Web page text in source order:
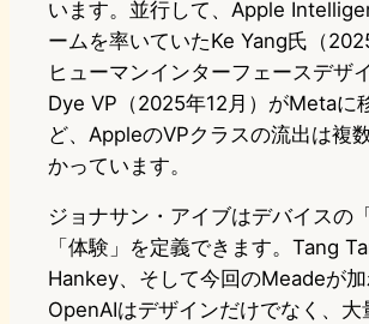
います。並行して、Apple
ームを率いていたKe Yang氏（
ヒューマンインターフェースデザ
Dye VP（2025年12月）がMetaに
ど、AppleのVPクラスの流出は複
かっています。
ジョナサン・アイブはデバイスの
「体験」を定義できます。Tang
Hankey、そして今回のMeadeが加
OpenAIはデザインだけでなく、大